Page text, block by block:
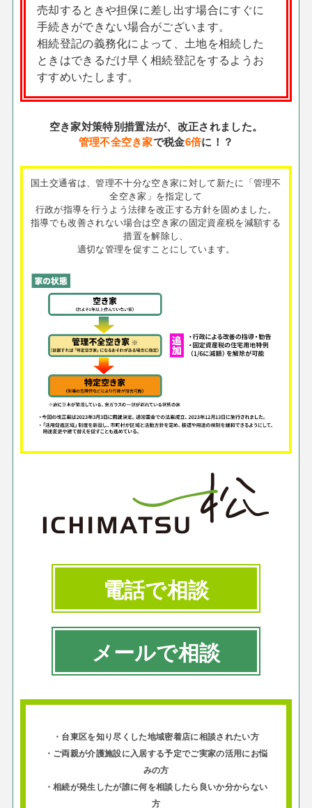
売却するときや担保に差し出す場合にすぐに
手続きができない場合がございます。
相続登記の義務化によって、土地を相続した
ときはできるだけ早く相続登記をするようお
すすめいたします。
空き家対策特別措置法が、改正されました。
管理不全空き家で税金6倍に！？
国土交通省は、管理不十分な空き家に対して新たに「管理不
全空き家」を指定して
行政が指導を行うよう法律を改正する方針を固めました。
指導でも改善されない場合は空き家の固定資産税を減額する
措置を解除し、
適切な管理を促すことにしています。
電話で相談
メールで相談
・台東区を知り尽くした地域密着店に相談されたい方
・ご両親が介護施設に入居する予定でご実家の活用にお悩
みの方
・相続が発生したが誰に何を相談したら良いか分からない
方